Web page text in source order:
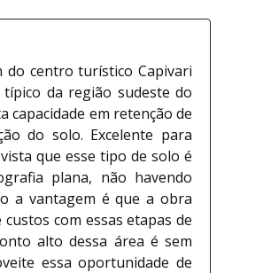
do centro turístico Capivari
típico da região sudeste do
capacidade em retenção de
do solo. Excelente para
que esse tipo de solo é
plana, não havendo
a vantagem é que a obra
com essas etapas de
alto dessa área é sem
essa oportunidade de
Marcelo Sena
35660-J